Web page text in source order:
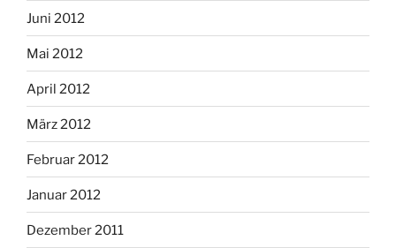
Juni 2012
Mai 2012
April 2012
März 2012
Februar 2012
Januar 2012
Dezember 2011